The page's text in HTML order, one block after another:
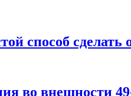
способ сделать
во внешности